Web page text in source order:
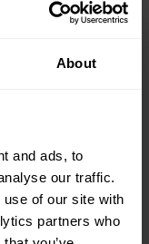
About
and ads, to
our traffic.
of our site with
partners who